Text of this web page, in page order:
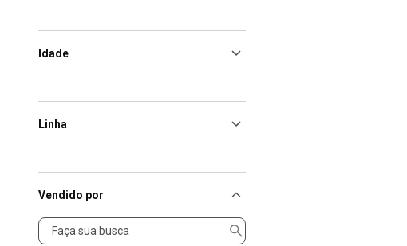
Idade
Linha
Vendido por
Vendido
por